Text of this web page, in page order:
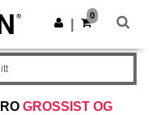
Last ned app
0
GROSSIST OG